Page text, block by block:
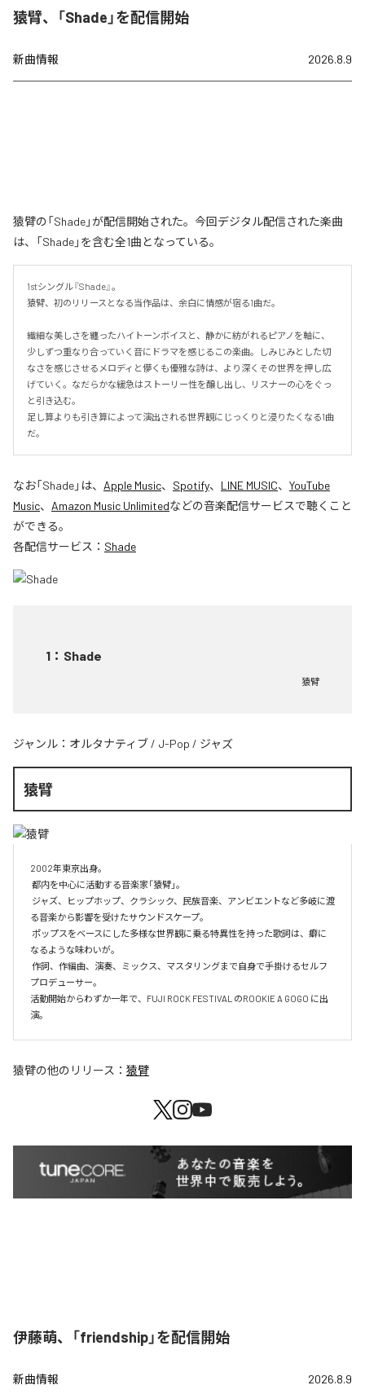
猿臂、「Shade」を配信開始
新曲情報 2026.8.9
猿臂の「Shade」が配信開始された。今回デジタル配信された楽曲
は、「Shade」を含む全1曲となっている。
1stシングル『Shade』。
猿臂、初のリリースとなる当作品は、余白に情感が宿る1曲だ。
繊細な美しさを纏ったハイトーンボイスと、静かに紡がれるピアノを軸に、
少しずつ重なり合っていく音にドラマを感じるこの楽曲。しみじみとした切
なさを感じさせるメロディと儚くも優雅な詩は、より深くその世界を押し広
げていく。なだらかな緩急はストーリー性を醸し出し、リスナーの心をぐっ
と引き込む。
足し算よりも引き算によって演出される世界観にじっくりと浸りたくなる1曲
だ。
なお「Shade」は、 Apple Music、 Spotify、 LINE MUSIC、 YouTube
Music、 Amazon Music Unlimitedなどの音楽配信サービスで聴くこと
ができる。
各配信サービス： Shade
1 ： Shade
猿臂
ジャンル： オルタナティブ / J-Pop / ジャズ
猿臂
2002年東京出身。
る音楽から影響を受けたサウンドスケープ。
なるような味わいが。
プロデューサー。
活動開始からわずか一年で、FUJI ROCK FESTIVAL のROOKIE A GOGO に出
演。
猿臂の他のリリース： 猿臂
伊藤萌、「friendship」を配信開始
新曲情報 2026.8.9